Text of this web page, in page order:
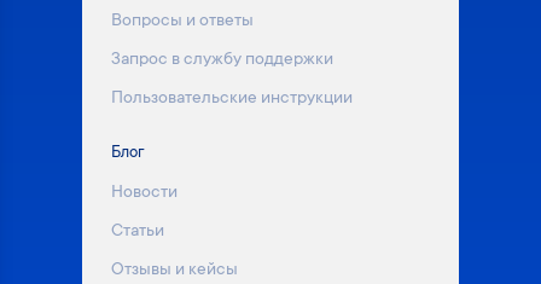
Вопросы и ответы
Запрос в службу поддержки
Пользовательские инструкции
Блог
Новости
Статьи
Отзывы и кейсы